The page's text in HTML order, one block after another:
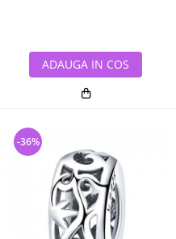
ADAUGA IN COS
-36%